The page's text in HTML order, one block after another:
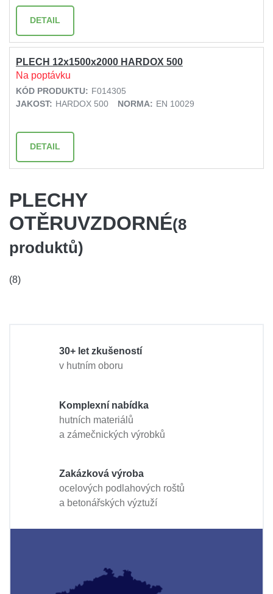
DETAIL
PLECH 12x1500x2000 HARDOX 500
Na poptávku
KÓD PRODUKTU: F014305
JAKOST: HARDOX 500 NORMA: EN 10029
DETAIL
PLECHY
OTĚRUVZDORNÉ(8
produktů)
(8)
30+ let zkušeností
v hutním oboru
Komplexní nabídka
hutních materiálů
a zámečnických výrobků
Zakázková výroba
ocelových podlahových roštů
a betonářských výztuží